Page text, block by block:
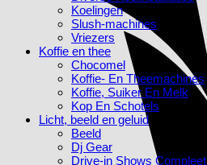
Koelingen
Slush-machines
Vriezers
Koffie en thee
Chocomel
Koffie- En Theemachines
Koffie, Suiker En Melk
Kop En Schotels
Licht, beeld en geluid
Beeld
Dj Gear
Drive-in Shows Compleet